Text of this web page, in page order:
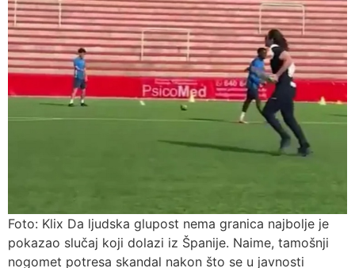
Foto: Klix Da ljudska glupost nema granica najbolje je
pokazao slučaj koji dolazi iz Španije. Naime, tamošnji
nogomet potresa skandal nakon što se u javnosti